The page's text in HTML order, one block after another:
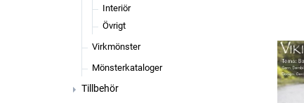
Interiör
Övrigt
Virkmönster
Mönsterkataloger
Tillbehör